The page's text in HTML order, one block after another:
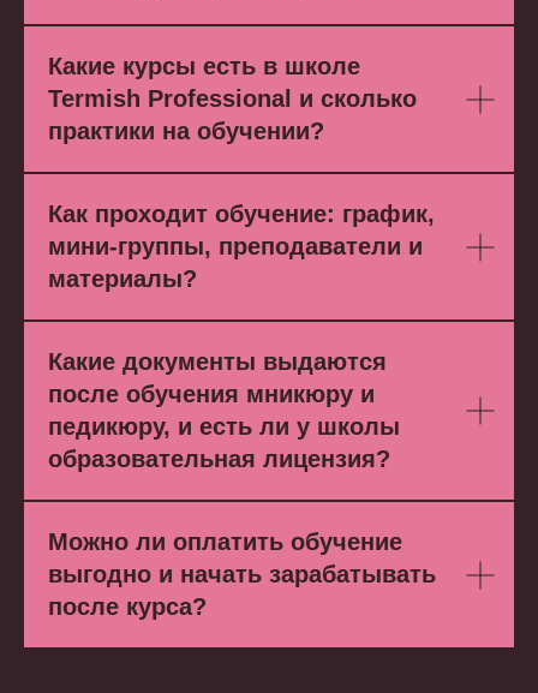
Какие курсы есть в школе
Termish Professional и сколько
практики на обучении?
Как проходит обучение: график,
мини-группы, преподаватели и
материалы?
Какие документы выдаются
после обучения мникюру и
педикюру, и есть ли у школы
образовательная лицензия?
Можно ли оплатить обучение
выгодно и начать зарабатывать
после курса?